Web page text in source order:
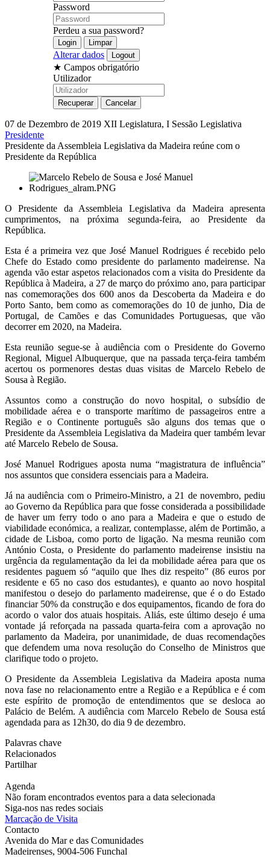
Password
Perdeu a sua password?
Alterar dados
★ Campos obrigatório
Utilizador
07 de Dezembro de 2019 XII Legislatura, I Sessão Legislativa
Presidente
Presidente da Assembleia Legislativa da Madeira reúne com o
Presidente da República
O Presidente da Assembleia Legislativa da Madeira apresenta
cumprimentos, na próxima segunda-feira, ao Presidente da
República.
Esta é a primeira vez que José Manuel Rodrigues é recebido pelo
Chefe do Estado como presidente do parlamento madeirense. Na
agenda vão estar aspetos relacionados com a visita do Presidente da
República à Madeira, a 27 de março do próximo ano, para participar
nas comemorações dos 600 anos da Descoberta da Madeira e do
Porto Santo, bem como as comemorações do 10 de junho, Dia de
Portugal, de Camões e das Comunidades Portuguesas, que vão
decorrer em 2020, na Madeira.
Esta reunião segue-se à audiência com o Presidente do Governo
Regional, Miguel Albuquerque, que na passada terça-feira também
acertou os pormenores destas duas visitas de Marcelo Rebelo de
Sousa à Região.
Assuntos como a construção do novo hospital, o subsídio de
mobilidade aérea e o transporte marítimo de passageiros entre a
Região e o Continente português são alguns dos temas que o
Presidente da Assembleia Legislativa da Madeira quer também levar
até Marcelo Rebelo de Sousa.
José Manuel Rodrigues aposta numa “magistratura de influência”
nos assuntos que considera essenciais para a Madeira.
Já na audiência com o Primeiro-Ministro, a 21 de novembro, pediu
ao Governo da República para que fosse considerada a possibilidade
de haver um ferry todo o ano para a Madeira e que o estudo de
viabilidade económica, a realizar, contemplasse, além de Portimão, a
cidade de Lisboa, como porto de ligação. Na mesma reunião com
António Costa, o Presidente do parlamento madeirense insistiu na
urgência da regulamentação da lei da mobilidade aérea para que os
residentes paguem só “aquilo que lhes diz respeito” (86 euros por
residente e 65 no caso dos estudantes), e quanto ao novo hospital
manifestou o desejo do parlamento madeirense, que é o do Estado
financiar 50% da construção e dos equipamentos, ficando de fora do
acordo o valor dos atuais hospitais. Aliás, este último desejo é uma
vontade já reforçada na passada quarta-feira com a aprovação no
parlamento da Madeira, por unanimidade, de duas recomendações
que defendem uma nova resolução do Conselho de Ministros que
clarifique todo o projeto.
O Presidente da Assembleia Legislativa da Madeira aposta numa
nova fase no relacionamento entre a Região e a República e é com
este espírito de promoção de entendimentos que se desloca ao
Palácio de Belém. A audiência com Marcelo Rebelo de Sousa está
agendada para as 12h30, do dia 9 de dezembro.
Palavras chave
Relacionados
Partilhar
Agenda
Não foram encontrados eventos para a data selecionada
Siga-nos nas redes sociais
Marcação de Visita
Contacto
Avenida do Mar e das Comunidades
Madeirenses, 9004-506 Funchal